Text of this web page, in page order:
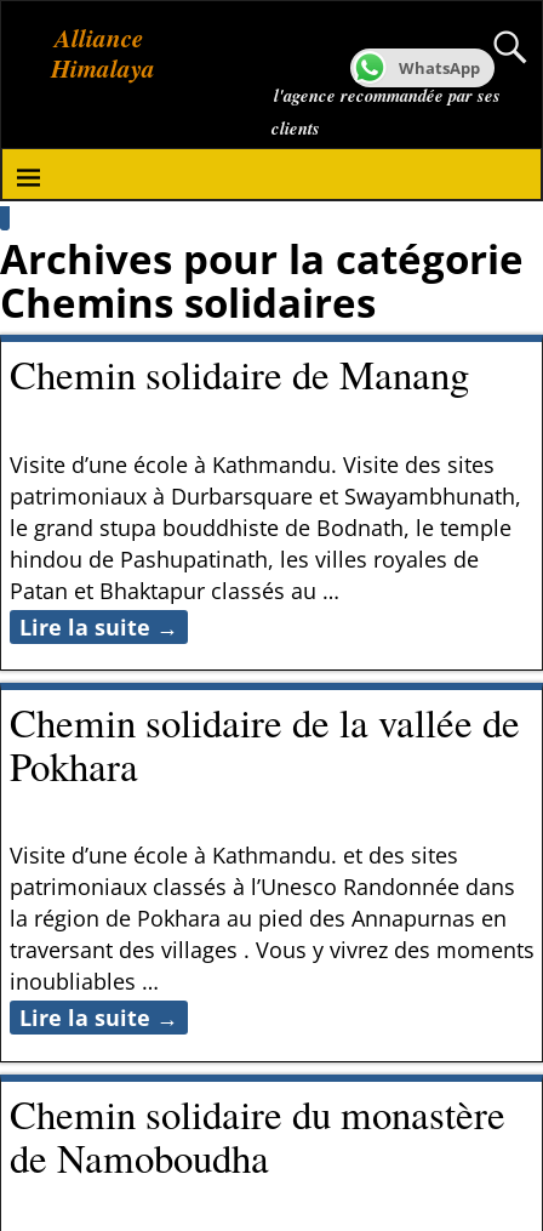
Alliance
Himalaya
l'agence recommandée par ses
clients
Archives pour la catégorie
Chemins solidaires
Chemin solidaire de Manang
Visite d’une école à Kathmandu. Visite des sites
patrimoniaux à Durbarsquare et Swayambhunath,
le grand stupa bouddhiste de Bodnath, le temple
hindou de Pashupatinath, les villes royales de
Patan et Bhaktapur classés au …
Lire la suite →
Chemin solidaire de la vallée de
Pokhara
Visite d’une école à Kathmandu. et des sites
patrimoniaux classés à l’Unesco Randonnée dans
la région de Pokhara au pied des Annapurnas en
traversant des villages . Vous y vivrez des moments
inoubliables …
Lire la suite →
Chemin solidaire du monastère
de Namoboudha
WhatsApp